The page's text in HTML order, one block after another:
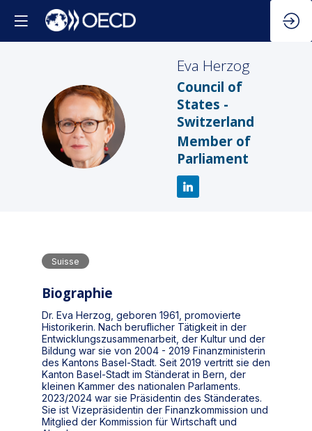
EH
Eva Herzog
Council of
States -
Switzerland
Member of
Parliament
Suisse
Biographie
Dr. Eva Herzog, geboren 1961, promovierte
Historikerin. Nach beruflicher Tätigkeit in der
Entwicklungszusammenarbeit, der Kultur und der
Bildung war sie von 2004 - 2019 Finanzministerin
des Kantons Basel-Stadt. Seit 2019 vertritt sie den
Kanton Basel-Stadt im Ständerat in Bern, der
kleinen Kammer des nationalen Parlaments.
2023/2024 war sie Präsidentin des Ständerates.
Sie ist Vizepräsidentin der Finanzkommission und
Mitglied der Kommission für Wirtschaft und